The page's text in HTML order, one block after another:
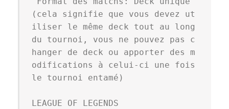
(cela signifie que vous devez ut
iliser le même deck tout au long
du tournoi, vous ne pouvez pas c
hanger de deck ou apporter des m
odifications à celui-ci une fois
le tournoi entamé)
LEAGUE OF LEGENDS